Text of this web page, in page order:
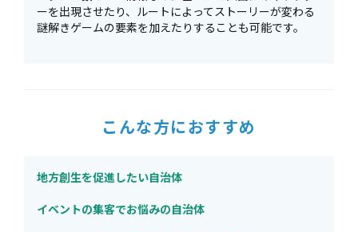
ーを出現させたり、ルートによってストーリーが変わる
謎解きゲームの要素を加えたりすることも可能です。
こんな方におすすめ
地方創生を促進したい自治体
イベントの集客でお悩みの自治体